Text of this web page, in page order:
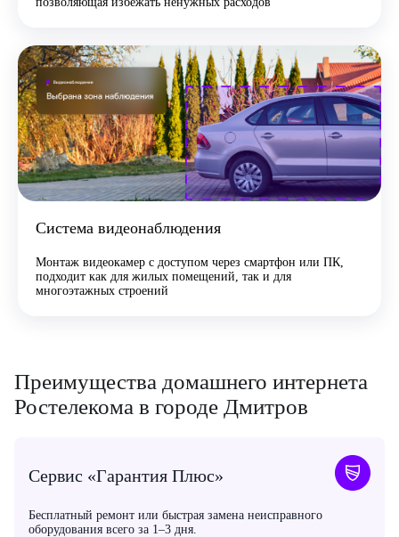
Система видеонаблюдения
Монтаж видеокамер с доступом через смартфон или ПК,
подходит как для жилых помещений, так и для
многоэтажных строений
Преимущества домашнего интернета
Ростелекома в городе Дмитров
Сервис «Гарантия Плюс»
Бесплатный ремонт или быстрая замена неисправного
оборудования всего за 1–3 дня.